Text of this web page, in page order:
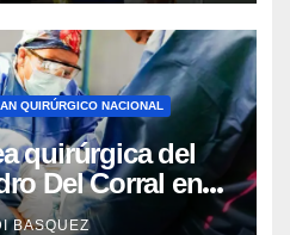
QUIRÚRGICO NACIONAL
quirúrgica del
Del Corral en
BASQUEZ